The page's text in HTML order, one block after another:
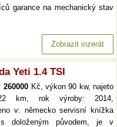
garance na mechanický stav
Zobrazit inzerát
Yeti 1.4 TSI
260000 Kč, výkon 90 kw, najeto
km, rok výroby: 2014,
v: německo servisní knížka
doloženým původem, je v